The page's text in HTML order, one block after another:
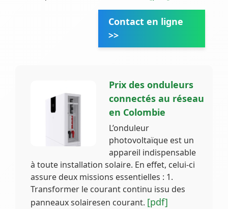
Contact en ligne
>>
Prix des onduleurs
connectés au réseau
en Colombie
L’onduleur
photovoltaïque est un
appareil indispensable
à toute installation solaire. En effet, celui-ci
assure deux missions essentielles : 1.
Transformer le courant continu issu des
panneaux solairesen courant. [pdf]